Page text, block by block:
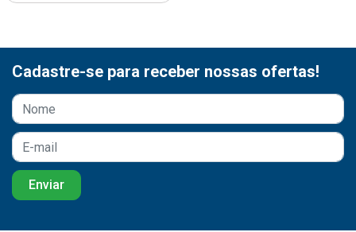
Cadastre-se para receber nossas ofertas!